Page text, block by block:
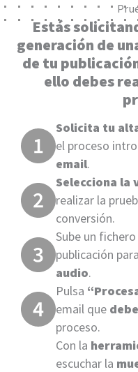
Estás
generación de
de tu
ello debes
Solicita tu
el proceso
email.
Selecciona la
realizar la
conversión.
Sube un
publicación para
audio.
Pulsa
email que
proceso.
Con la
escuchar la